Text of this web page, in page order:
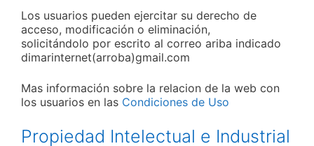
Los usuarios pueden ejercitar su derecho de
acceso, modificación o eliminación,
solicitándolo por escrito al correo ariba indicado
dimarinternet(arroba)gmail.com
Mas información sobre la relacion de la web con
los usuarios en las Condiciones de Uso
Propiedad Intelectual e Industrial